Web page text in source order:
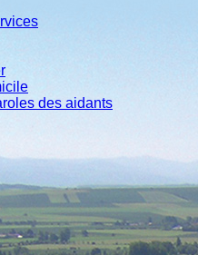
des aidants